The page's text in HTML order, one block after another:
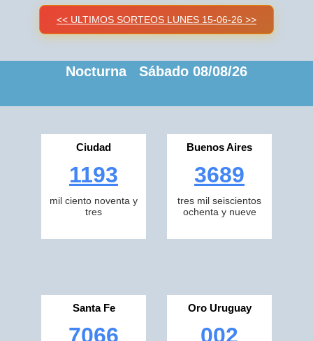
<< ULTIMOS SORTEOS LUNES 15-06-26 >>
Nocturna Sábado 08/08/26
Ciudad
1193
mil ciento noventa y
tres
Buenos Aires
3689
tres mil seiscientos
ochenta y nueve
Santa Fe
7066
Oro Uruguay
002